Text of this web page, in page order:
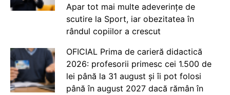
Apar tot mai multe adeverințe de
scutire la Sport, iar obezitatea în
rândul copiilor a crescut
OFICIAL Prima de carieră didactică
2026: profesorii primesc cei 1.500 de
lei până la 31 august și îi pot folosi
până în august 2027 dacă rămân în